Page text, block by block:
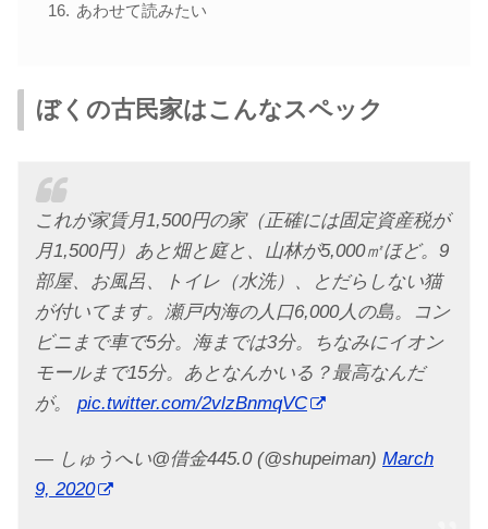
あわせて読みたい
ぼくの古民家はこんなスペック
これが家賃月1,500円の家（正確には固定資産税が
月1,500円）あと畑と庭と、山林が5,000㎡ほど。9
部屋、お風呂、トイレ（水洗）、とだらしない猫
が付いてます。瀬戸内海の人口6,000人の島。コン
ビニまで車で5分。海までは3分。ちなみにイオン
モールまで15分。あとなんかいる？最高なんだ
が。 pic.twitter.com/2vlzBnmqVC
— しゅうへい@借金445.0 (@shupeiman) March
9, 2020